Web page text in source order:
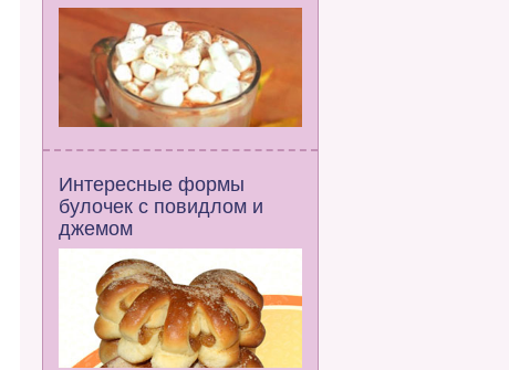
Интересные формы
булочек с повидлом и
джемом